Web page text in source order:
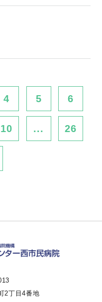
4 5 6
10 ... 26
2丁目4番地